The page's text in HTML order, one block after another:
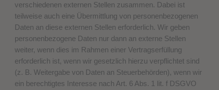
verschiedenen externen Stellen zusammen. Dabei ist
teilweise auch eine Übermittlung von personenbezogenen
Daten an diese externen Stellen erforderlich. Wir geben
personenbezogene Daten nur dann an externe Stellen
weiter, wenn dies im Rahmen einer Vertragserfüllung
erforderlich ist, wenn wir gesetzlich hierzu verpflichtet sind
(z. B. Weitergabe von Daten an Steuerbehörden), wenn wir
ein berechtigtes Interesse nach Art. 6 Abs. 1 lit. f DSGVO